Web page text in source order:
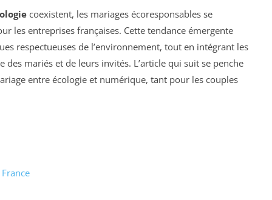
coexistent, les mariages écoresponsables se
les entreprises françaises. Cette tendance émergente
respectueuses de l’environnement, tout en intégrant les
des mariés et de leurs invités. L’article qui suit se penche
entre écologie et numérique, tant pour les couples